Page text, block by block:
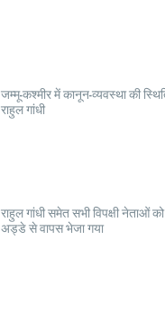
जम्मू-कश्मीर में कानून-व्यवस्था की
राहुल गांधी
राहुल गांधी समेत सभी विपक्षी नेताओं
अड्डे से वापस भेजा गया